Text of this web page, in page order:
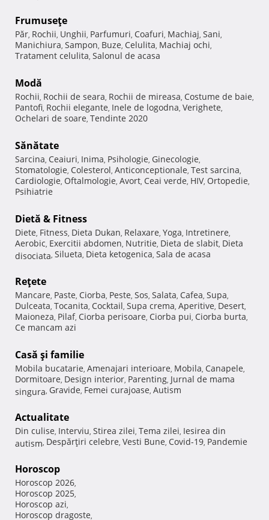
Frumuseţe
Păr, Rochii, Unghii, Parfumuri, Coafuri, Machiaj, Sani,
Manichiura, Sampon, Buze, Celulita, Machiaj ochi,
Tratament celulita, Salonul de acasa
Modă
Rochii, Rochii de seara, Rochii de mireasa, Costume de baie,
Pantofi, Rochii elegante, Inele de logodna, Verighete,
Ochelari de soare, Tendinte 2020
Sănătate
Sarcina, Ceaiuri, Inima, Psihologie, Ginecologie,
Stomatologie, Colesterol, Anticonceptionale, Test sarcina,
Cardiologie, Oftalmologie, Avort, Ceai verde, HIV, Ortopedie,
Psihiatrie
Dietă & Fitness
Diete, Fitness, Dieta Dukan, Relaxare, Yoga, Intretinere,
Aerobic, Exercitii abdomen, Nutritie, Dieta de slabit, Dieta
disociata, Silueta, Dieta ketogenica, Sala de acasa
Reţete
Mancare, Paste, Ciorba, Peste, Sos, Salata, Cafea, Supa,
Dulceata, Tocanita, Cocktail, Supa crema, Aperitive, Desert,
Maioneza, Pilaf, Ciorba perisoare, Ciorba pui, Ciorba burta,
Ce mancam azi
Casă şi familie
Mobila bucatarie, Amenajari interioare, Mobila, Canapele,
Dormitoare, Design interior, Parenting, Jurnal de mama
singura, Gravide, Femei curajoase, Autism
Actualitate
Din culise, Interviu, Stirea zilei, Tema zilei, Iesirea din
autism, Despărţiri celebre, Vesti Bune, Covid-19, Pandemie
Horoscop
Horoscop 2026,
Horoscop 2025,
Horoscop azi,
Horoscop dragoste,